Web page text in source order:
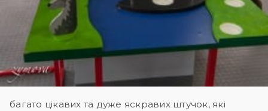
багато цікавих та дуже яскравих штучок, які